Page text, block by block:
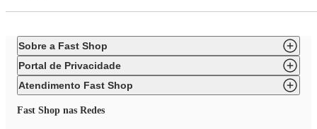
Sobre a Fast Shop
Portal de Privacidade
Atendimento Fast Shop
Fast Shop nas Redes